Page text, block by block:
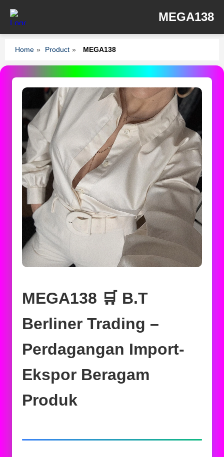
MEGA138
Home » Product » MEGA138
MEGA138 🛒 B.T
Berliner Trading –
Perdagangan Import-
Ekspor Beragam
Produk